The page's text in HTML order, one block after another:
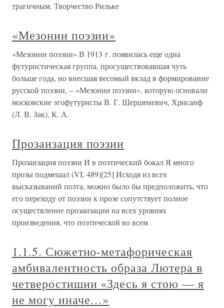
трагичным. Творчество Рильке
«Мезонин поэзии»
«Мезонин поэзии» В 1913 г. появилась еще одна
футуристическая группа, просуществовавшая чуть
больше года, но внесшая весомый вклад в формирование
русской поэзии, – «Мезонин поэзии», которую основали
московские эгофутуристы В. Г. Шершеневич, Хрисанф
(Л. В. Зак), К. А.
Прозаизация поэзии
Прозаизация поэзии И в поэтический бокал Я много
прозы подмешал (VI, 489)[25] Исходя из всех
высказываний поэта, можно было бы предположить, что
его переходу от поэзии к прозе сопутствует полное
осуществление прозаизации на всех уровнях
произведения, что поэтической во всем
1.1.5. Сюжетно-метафорическая
амбивалентность образа Лютера в
четверостишии «Здесь я стою — я
не могу иначе…»